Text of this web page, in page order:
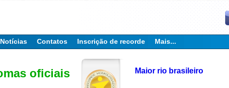
Notícias Contatos Inscrição de recorde Mais...
oficiais Maior rio brasileiro